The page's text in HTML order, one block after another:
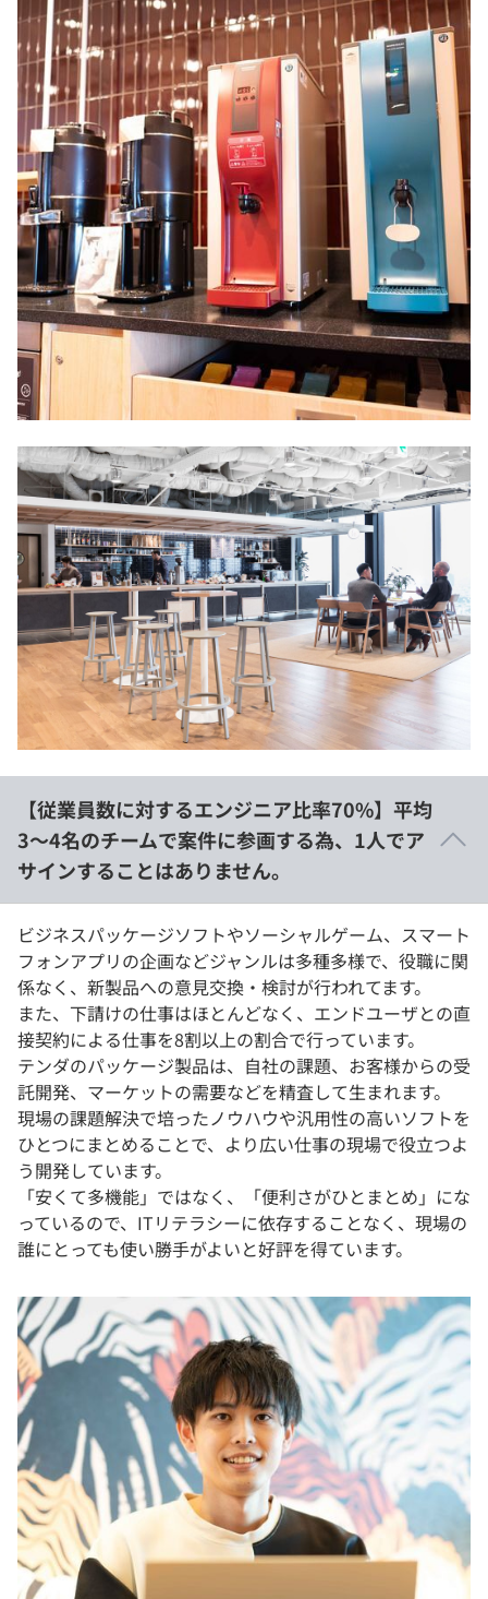
【従業員数に対するエンジニア比率70%】平均
3〜4名のチームで案件に参画する為、1人でア
サインすることはありません。
ビジネスパッケージソフトやソーシャルゲーム、スマート
フォンアプリの企画などジャンルは多種多様で、役職に関
係なく、新製品への意見交換・検討が行われてます。
また、下請けの仕事はほとんどなく、エンドユーザとの直
接契約による仕事を8割以上の割合で行っています。
テンダのパッケージ製品は、自社の課題、お客様からの受
託開発、マーケットの需要などを精査して生まれます。
現場の課題解決で培ったノウハウや汎用性の高いソフトを
ひとつにまとめることで、より広い仕事の現場で役立つよ
う開発しています。
「安くて多機能」ではなく、「便利さがひとまとめ」にな
っているので、ITリテラシーに依存することなく、現場の
誰にとっても使い勝手がよいと好評を得ています。